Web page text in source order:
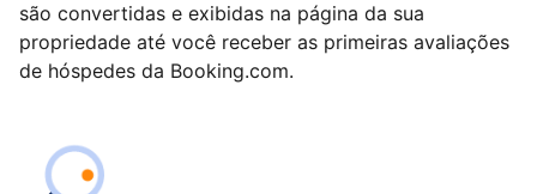
são convertidas e exibidas na página da sua
propriedade até você receber as primeiras avaliações
de hóspedes da Booking.com.